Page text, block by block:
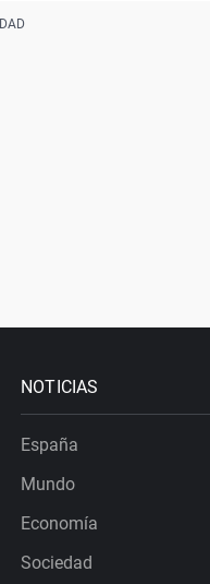
NOTICIAS
España
Mundo
Economía
Sociedad